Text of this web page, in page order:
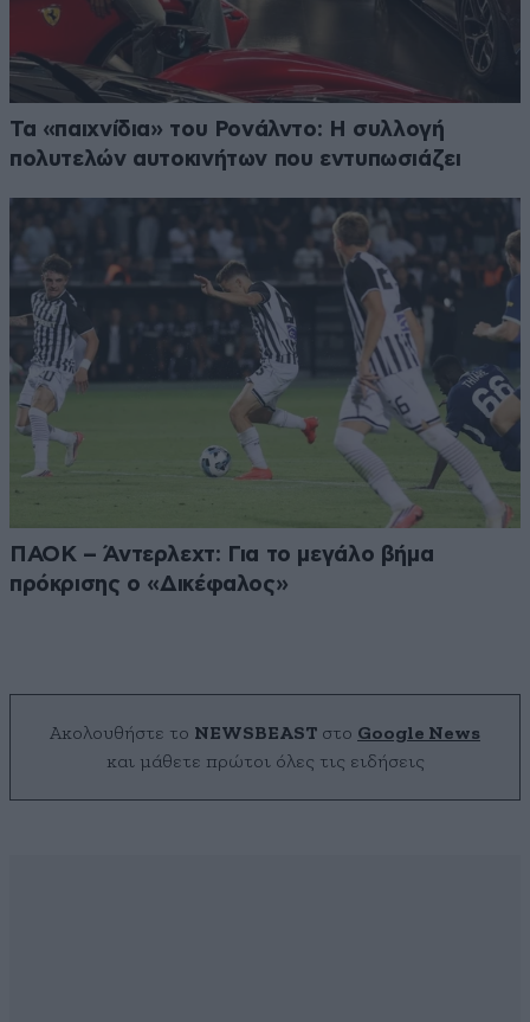
Τα «παιχνίδια» του Ρονάλντο: Η συλλογή
πολυτελών αυτοκινήτων που εντυπωσιάζει
ΠΑΟΚ – Άντερλεχτ: Για το μεγάλο βήμα
πρόκρισης ο «Δικέφαλος»
Ακολουθήστε το NEWSBEAST στο Google News
και μάθετε πρώτοι όλες τις ειδήσεις